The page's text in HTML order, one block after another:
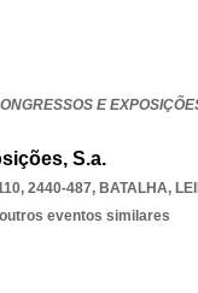
E
S.a.
2440-487, BATALHA,
eventos similares